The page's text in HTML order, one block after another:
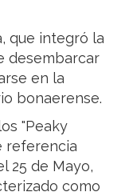
que integró la
desembarcar
en la
bonaerense.
"Peaky
referencia
25 de Mayo,
como